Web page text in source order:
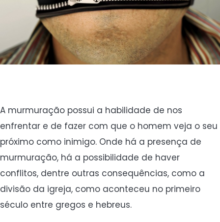
A murmuração possui a habilidade de nos
enfrentar e de fazer com que o homem veja o seu
próximo como inimigo. Onde há a presença de
murmuração, há a possibilidade de haver
conflitos, dentre outras consequências, como a
divisão da igreja, como aconteceu no primeiro
século entre gregos e hebreus.